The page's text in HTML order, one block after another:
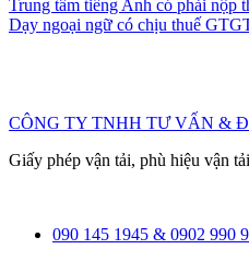
Trung tâm tiếng Anh có phải nộp
Dạy ngoại ngữ có chịu thuế
CÔNG TY TNHH TƯ VẤN &
Giấy phép vận tải, phù hiệu vận tải
090 145 1945 & 0902 990